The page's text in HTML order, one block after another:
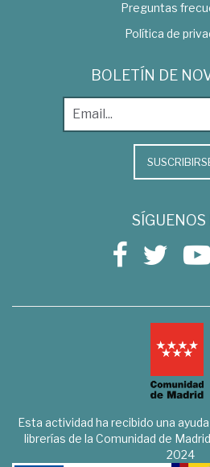
Preguntas
Política de
BOLETÍN DE
SÍGUENOS
Esta actividad ha recibido una
librerías de la Comunidad de
2024